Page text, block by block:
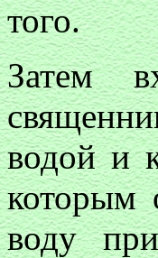
того.
Затем
водой и
которым
воду